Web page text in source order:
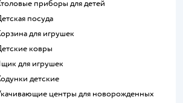
Столовые приборы для детей
Детская посуда
Корзина для игрушек
Детские ковры
Ящик для игрушек
Ходунки детские
Укачивающие центры для новорожденных